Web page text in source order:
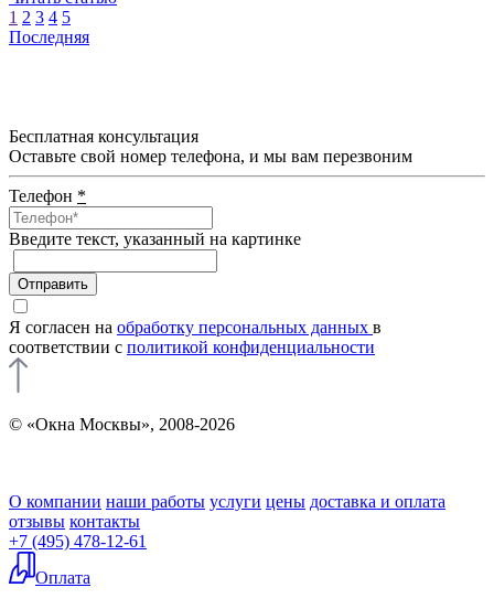
1 2 3 4 5
Последняя
Бесплатная консультация
Оставьте свой номер телефона, и мы вам перезвоним
Телефон *
Введите текcт, указанный на картинке
Отправить
Я согласен на обработку персональных данных в
соответствии с политикой конфиденциальности
© «Окна Москвы», 2008-2026
О компании наши работы услуги цены доставка и оплата
отзывы контакты
+7 (495) 478-12-61
Оплата